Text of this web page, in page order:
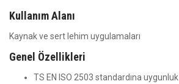
Kullanım Alanı
Kaynak ve sert lehim uygulamaları
Genel Özellikleri
TS EN ISO 2503 standardına uygunluk